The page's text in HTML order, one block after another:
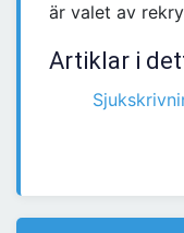
är valet av
Artiklar i